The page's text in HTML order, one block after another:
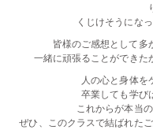
くじけそうにな
皆様のご感想として多
一緒に頑張ることができた
人の心と身体を
卒業しても学び
これからが本当
ぜひ、このクラスで結ばれた